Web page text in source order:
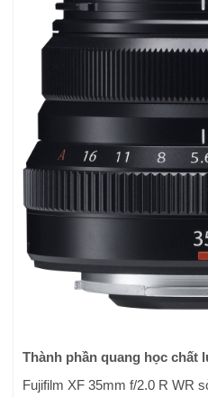
Thành phần quang học chất
Fujifilm XF 35mm f/2.0 R WR